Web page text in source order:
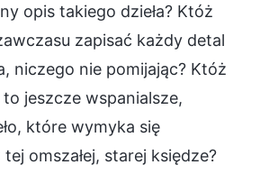
opis takiego dzieła? Któż
zapisać każdy detal
niczego nie pomijając? Któż
to jeszcze wspanialsze,
które wymyka się
omszałej, starej księdze?